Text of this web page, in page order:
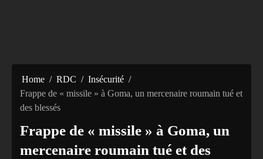
Home RDC
Insécurité
Frappe de « missile » à Goma, un mercenaire roumain tué et
des blessés
Frappe de « missile » à Goma, un
mercenaire roumain tué et des